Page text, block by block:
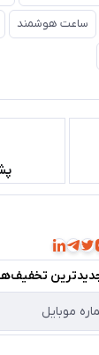
ساعت هوشمند